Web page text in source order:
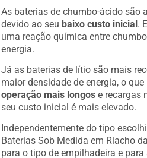
As baterias de chumbo-ácido são
devido ao seu baixo custo inicial .
uma reação química entre
energia.
Já as baterias de lítio são mais
maior densidade de energia, o
operação mais longos e recargas
seu custo inicial é mais elevado.
Independentemente do tipo
Baterias Sob Medida em Riacho
para o tipo de empilhadeira e